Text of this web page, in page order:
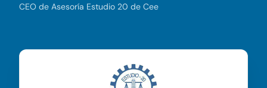
CEO de Asesoría Estudio 20 de Cee